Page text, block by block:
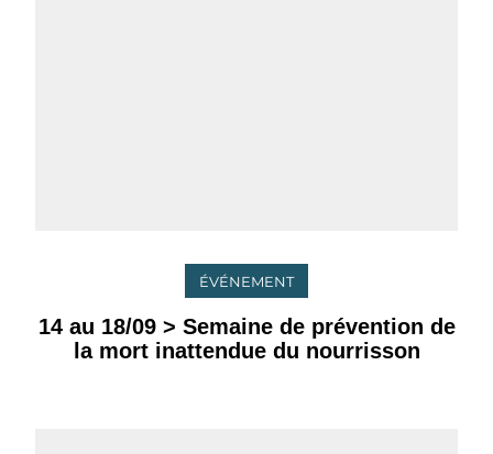
ÉVÉNEMENT
14 au 18/09 > Semaine de prévention de
la mort inattendue du nourrisson